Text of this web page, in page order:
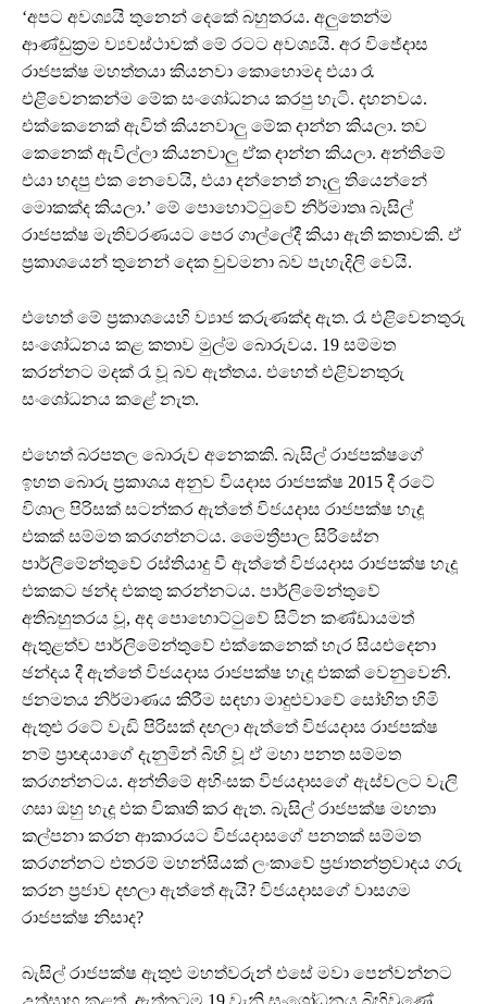
‘අපට අවශ්‍යයි තුනෙන් දෙකේ බහුතරය. අලුතෙන්ම
ආණ්ඩුක්‍රම ව්‍යවස්ථාවක් මේ රටට අවශ්‍යයි. අර විජේදාස
රාජපක්ෂ මහත්තයා කියනවා කොහොමද එයා රෑ
එළිවෙනකන්ම මේක සංශෝධනය කරපු හැටි. දහනවය.
එක්කෙනෙක් ඇවිත් කියනවාලු මේක දාන්න කියලා. තව
කෙනෙක් ඇවිල්ලා කියනවාලු ඒක දාන්න කියලා. අන්තිමේ
එයා හදපු එක නෙවෙයි, එයා දන්නෙත් නෑලු තියෙන්නේ
මොකක්ද කියලා.’ මේ පොහොට්ටුවේ නිර්මාතෘ බැසිල්
රාජපක්ෂ මැතිවරණයට පෙර ගාල්ලේදී කියා ඇති කතාවකි. ඒ
ප්‍රකාශයෙන් තුනෙන් දෙක වුවමනා බව පැහැදිලි වෙයි.
එහෙත් මේ ප්‍රකාශයෙහි ව්‍යාජ කරුණක්ද ඇත. රෑ එළිවෙනතුරු
සංශෝධනය කළ කතාව මුල්ම බොරුවය. 19 සම්මත
කරන්නට මදක් රෑ වූ බව ඇත්තය. එහෙත් එළිවනතුරු
සංශෝධනය කළේ නැත.
එහෙත් බරපතල බොරුව අනෙකකි. බැසිල් රාජපක්ෂගේ
ඉහත බොරු ප්‍රකාශය අනුව වියදාස රාජපක්ෂ 2015 දී රටේ
විශාල පිරිසක් සටන්කර ඇත්තේ විජයදාස රාජපක්ෂ හැදූ
එකක් සම්මත කරගන්නටය. මෛත්‍රීපාල සිරිසේන
පාර්ලිමේන්තුවේ රස්තියාදු වී ඇත්තේ විජයදාස රාජපක්ෂ හැදූ
එකකට ඡන්ද එකතු කරන්නටය. පාර්ලිමේන්තුවේ
අතිබහුතරය වූ, අද පොහොට්ටුවේ සිටින කණ්ඩායමත්
ඇතුළත්ව පාර්ලිමේන්තුවේ එක්කෙනෙක් හැර සියළුදෙනා
ඡන්දය දී ඇත්තේ විජයදාස රාජපක්ෂ හැදූ එකක් වෙනුවෙනි.
ජනමතය නිර්මාණය කිරීම සඳහා මාදුළුවාවේ සෝභිත හිමි
ඇතුළු රටේ වැඩි පිරිසක් දඟලා ඇත්තේ විජයදාස රාජපක්ෂ
නම් ප්‍රාඥයාගේ දැනුමින් බිහි වූ ඒ මහා පනත සම්මත
කරගන්නටය. අන්තිමේ අහිංසක විජයදාසගේ ඇස්වලට වැලි
ගසා ඔහු හැදූ එක විකෘති කර ඇත. බැසිල් රාජපක්ෂ මහතා
කල්පනා කරන ආකාරයට විජයදාසගේ පනතක් සම්මත
කරගන්නට එතරම් මහන්සියක් ලංකාවේ ප්‍රජාතන්ත්‍රවාදය ගරු
කරන ප්‍රජාව දඟලා ඇත්තේ ඇයි? විජයදාසගේ වාසගම
රාජපක්ෂ නිසාද?
බැසිල් රාජපක්ෂ ඇතුළු මහත්වරුන් එසේ මවා පෙන්වන්නට
උත්සාහ කළත්, ඇත්තටම 19 වැනි සංශෝධනය බිහිවුණේ